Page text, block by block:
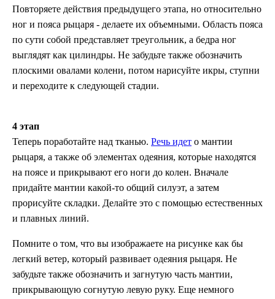
Повторяете действия предыдущего этапа, но относительно
ног и пояса рыцаря - делаете их объемными. Область пояса
по сути собой представляет треугольник, а бедра ног
выглядят как цилиндры. Не забудьте также обозначить
плоскими овалами колени, потом нарисуйте икры, ступни
и переходите к следующей стадии.
4 этап
Теперь поработайте над тканью. Речь идет о мантии
рыцаря, а также об элементах одеяния, которые находятся
на поясе и прикрывают его ноги до колен. Вначале
придайте мантии какой-то общий силуэт, а затем
прорисуйте складки. Делайте это с помощью естественных
и плавных линий.
Помните о том, что вы изображаете на рисунке как бы
легкий ветер, который развивает одеяния рыцаря. Не
забудьте также обозначить и загнутую часть мантии,
прикрывающую согнутую левую руку. Еще немного